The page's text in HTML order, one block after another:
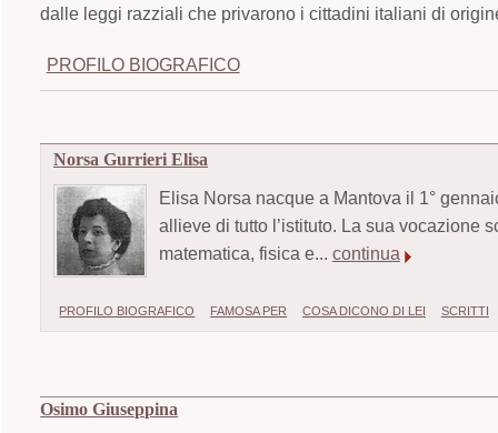
dalle leggi razziali che privarono i cittadini italiani di
PROFILO BIOGRAFICO
Norsa Gurrieri Elisa
Elisa Norsa nacque a Mantova il 1°
allieve di tutto l’istituto. La sua vocazione
matematica, fisica e... continua
PROFILO BIOGRAFICO FAMOSA PER COSA DICONO DI LEI SCRITTI
Osimo Giuseppina